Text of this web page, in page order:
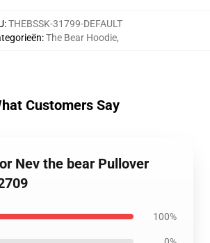
:THEBSSK-31799-DEFAULT
:The Bear Hoodie,
Customers Say
Nev the bear Pullover
100%